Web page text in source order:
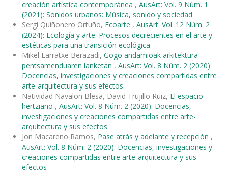
creación artística contemporánea , AusArt: Vol. 9 Núm. 1
(2021): Sonidos urbanos: Música, sonido y sociedad
Sergi Quiñonero Ortuño, Ecoarte , AusArt: Vol. 12 Núm. 2
(2024): Ecología y arte: Procesos decrecientes en el arte y
estéticas para una transición ecológica
Mikel Larratxe Berazadi, Gogo andamioak arkitektura
pentsamenduaren lanketan , AusArt: Vol. 8 Núm. 2 (2020):
Docencias, investigaciones y creaciones compartidas entre
arte-arquitectura y sus efectos
Natividad Navalon Blesa, David Trujillo Ruiz, El espacio
hertziano , AusArt: Vol. 8 Núm. 2 (2020): Docencias,
investigaciones y creaciones compartidas entre arte-
arquitectura y sus efectos
Jon Macareno Ramos, Pase atrás y adelante y recepción ,
AusArt: Vol. 8 Núm. 2 (2020): Docencias, investigaciones y
creaciones compartidas entre arte-arquitectura y sus
efectos